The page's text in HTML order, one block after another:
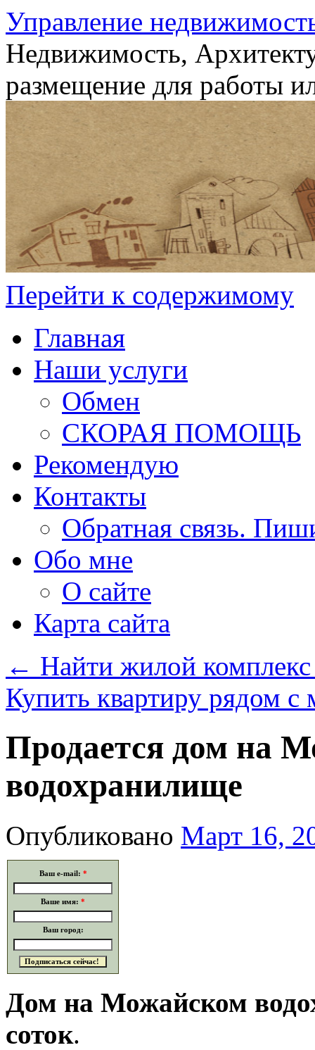
Управление
Недвижимость,
размещение для работы
Перейти к содержимому
Главная
Наши услуги
Обмен
СКОРАЯ ПОМОЩЬ
Рекомендую
Контакты
Обратная связь.
Обо мне
О сайте
Карта сайта
← Найти жилой
Купить квартиру рядом с
Продается дом на
водохранилище
Опубликовано Март 16,
Ваш e-mail: *
Ваше имя: *
Ваш город:
Дом на Можайском
соток.